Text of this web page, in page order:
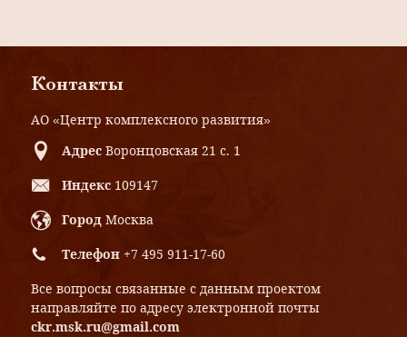
Контакты
АО «Центр комплексного развития»
Адрес Воронцовская 21 с. 1
Индекс 109147
Город Москва
Телефон +7 495 911-17-60
Все вопросы связанные с данным проектом
направляйте по адресу электронной почты
ckr.msk.ru@gmail.com